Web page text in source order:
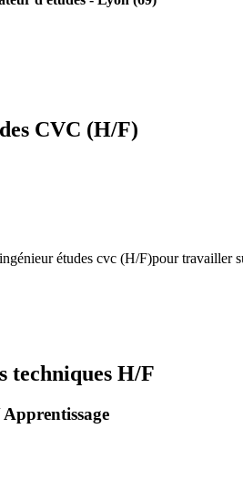
CVC (H/F)
études cvc (H/F)pour travailler
techniques H/F